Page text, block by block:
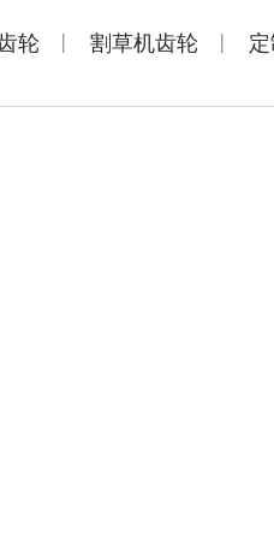
轮 | 割草机齿轮 |